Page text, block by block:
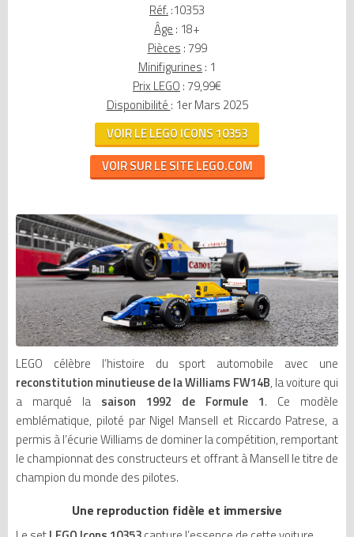
Réf. :10353
Âge : 18+
Pièces : 799
Minifigurines : 1
Prix LEGO : 79,99€
Disponibilité : 1er Mars 2025
VOIR LE LEGO ICONS 10353
VOIR SUR LE SITE LEGO.COM
LEGO célèbre l’histoire du sport automobile avec une
reconstitution minutieuse de la Williams FW14B, la voiture qui
a marqué la saison 1992 de Formule 1. Ce modèle
emblématique, piloté par Nigel Mansell et Riccardo Patrese, a
permis à l’écurie Williams de dominer la compétition, remportant
le championnat des constructeurs et offrant à Mansell le titre de
champion du monde des pilotes.
Une reproduction fidèle et immersive